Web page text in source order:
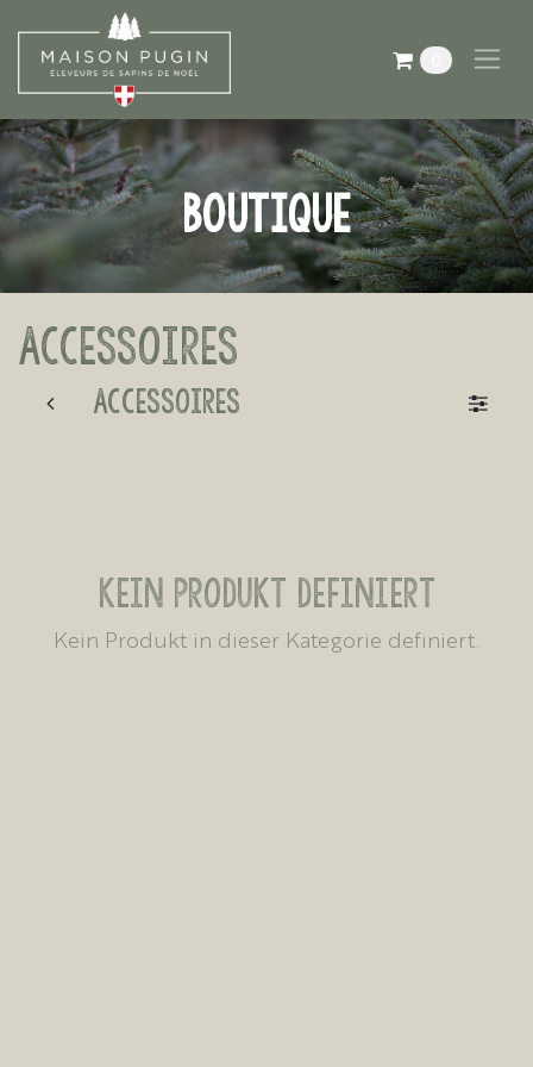
Zum Inhalt springen
BOUTIQUE
Accessoires
Accessoires
Kein Produkt definiert
Kein Produkt in dieser Kategorie definiert.